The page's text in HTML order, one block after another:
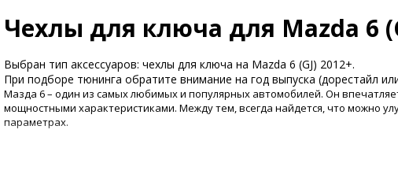
Чехлы для ключа для Mazda 6
Выбран тип аксессуаров: чехлы для ключа на Mazda 6 (GJ) 2012+.
При подборе тюнинга обратите внимание на год выпуска (дорестайл
Мазда 6 – один из самых любимых и популярных автомобилей. Он
мощностными характеристиками. Между тем, всегда найдется, что можно
параметрах.